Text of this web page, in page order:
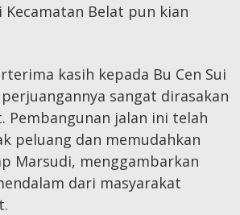
Kecamatan Belat pun kian
kasih kepada Bu Cen Sui
sangat dirasakan
Pembangunan jalan ini telah
peluang dan memudahkan
Marsudi, menggambarkan
dari masyarakat